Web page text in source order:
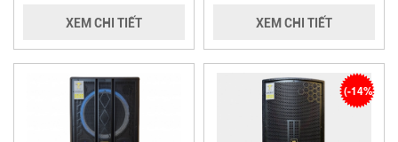
XEM CHI TIẾT XEM CHI TIẾT
(-14%)